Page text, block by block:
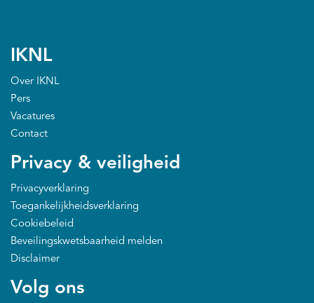
IKNL
Over IKNL
Pers
Vacatures
Contact
Privacy & veiligheid
Privacyverklaring
Toegankelijkheidsverklaring
Cookiebeleid
Beveilingskwetsbaarheid melden
Disclaimer
Volg ons